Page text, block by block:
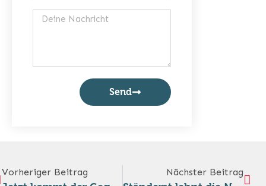
Send
Vorheriger Beitrag Nächster Beitrag